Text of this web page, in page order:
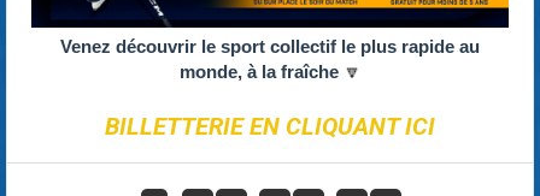
Venez découvrir le sport collectif le plus rapide au
monde, à la fraîche 🔽
BILLETTERIE EN CLIQUANT ICI